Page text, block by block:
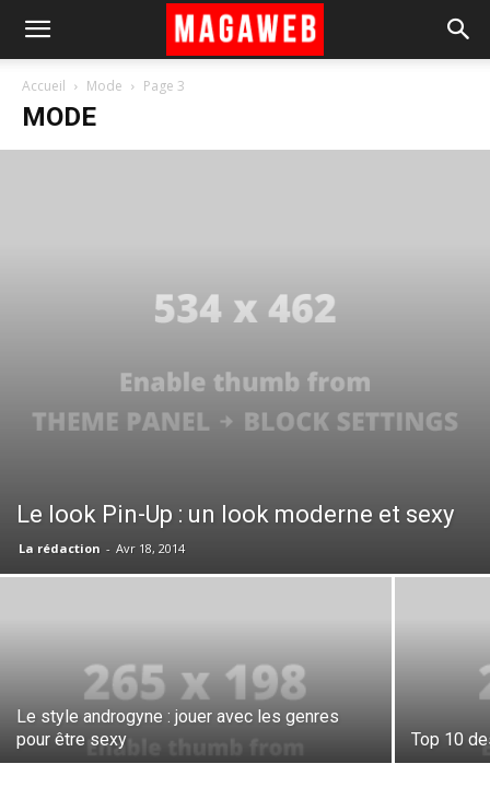
Accueil Mode Page 3
MODE
Le look Pin-Up : un look moderne et sexy
La rédaction - Avr 18, 2014
Le style androgyne : jouer avec les genres
pour être sexy
Top 10